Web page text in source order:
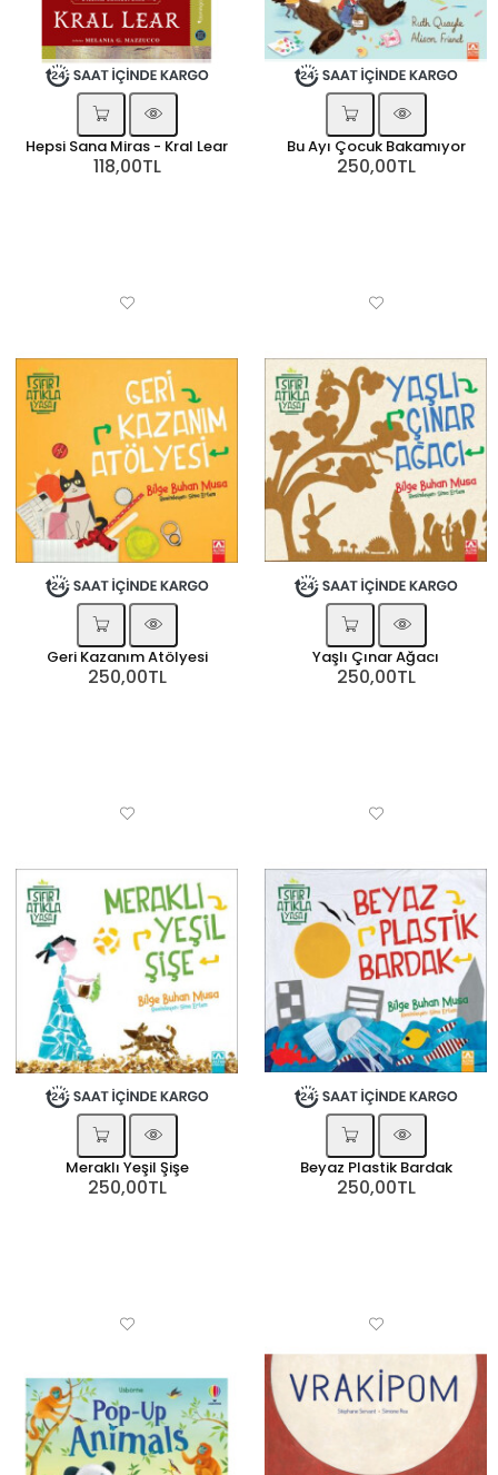
Hepsi Sana Miras - Kral Lear
118,00TL
Bu Ayı Çocuk Bakamıyor
250,00TL
Geri Kazanım Atölyesi
250,00TL
Yaşlı Çınar Ağacı
250,00TL
Meraklı Yeşil Şişe
250,00TL
Beyaz Plastik Bardak
250,00TL